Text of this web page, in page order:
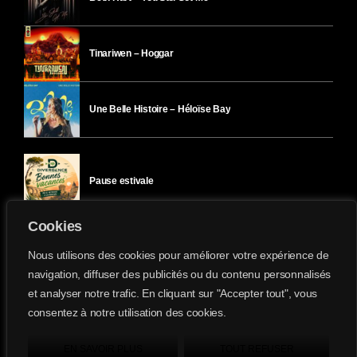
Cookies
Nous utilisons des cookies pour améliorer votre expérience de
navigation, diffuser des publicités ou du contenu personnalisés
et analyser notre trafic. En cliquant sur "Accepter tout", vous
consentez à notre utilisation des cookies.
Tinariwen – Hoggar
Une Belle Histoire – Héloïse Bay
Pause estivale
Ici l’Ombre – mardi 28 juillet